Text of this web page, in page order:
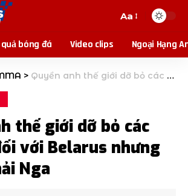
Aa
bóng đá Video clips Ngoại Hạng
> Quyền anh thế giới dỡ bỏ các hạn chế đối với Belarus nhưng không phải Nga
thế giới dỡ bỏ các
với Belarus nhưng
Nga